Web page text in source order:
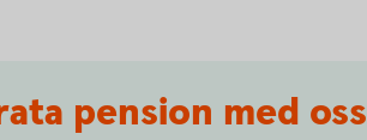
pension med oss